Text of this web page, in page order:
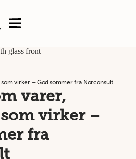
virker – God sommer fra Norconsult
varer,
virker –
fra